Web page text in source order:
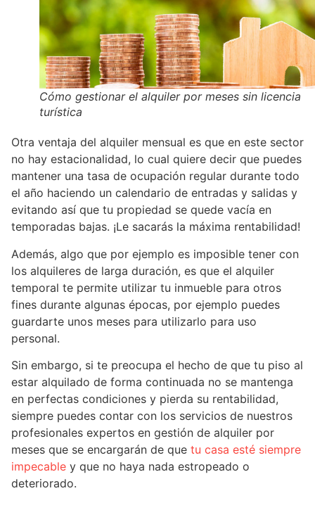
Cómo gestionar el alquiler por meses sin licencia
turística
Otra ventaja del alquiler mensual es que en este sector
no hay estacionalidad, lo cual quiere decir que puedes
mantener una tasa de ocupación regular durante todo
el año haciendo un calendario de entradas y salidas y
evitando así que tu propiedad se quede vacía en
temporadas bajas. ¡Le sacarás la máxima rentabilidad!
Además, algo que por ejemplo es imposible tener con
los alquileres de larga duración, es que el alquiler
temporal te permite utilizar tu inmueble para otros
fines durante algunas épocas, por ejemplo puedes
guardarte unos meses para utilizarlo para uso
personal.
Sin embargo, si te preocupa el hecho de que tu piso al
estar alquilado de forma continuada no se mantenga
en perfectas condiciones y pierda su rentabilidad,
siempre puedes contar con los servicios de nuestros
profesionales expertos en gestión de alquiler por
meses que se encargarán de que tu casa esté siempre
impecable y que no haya nada estropeado o
deteriorado.